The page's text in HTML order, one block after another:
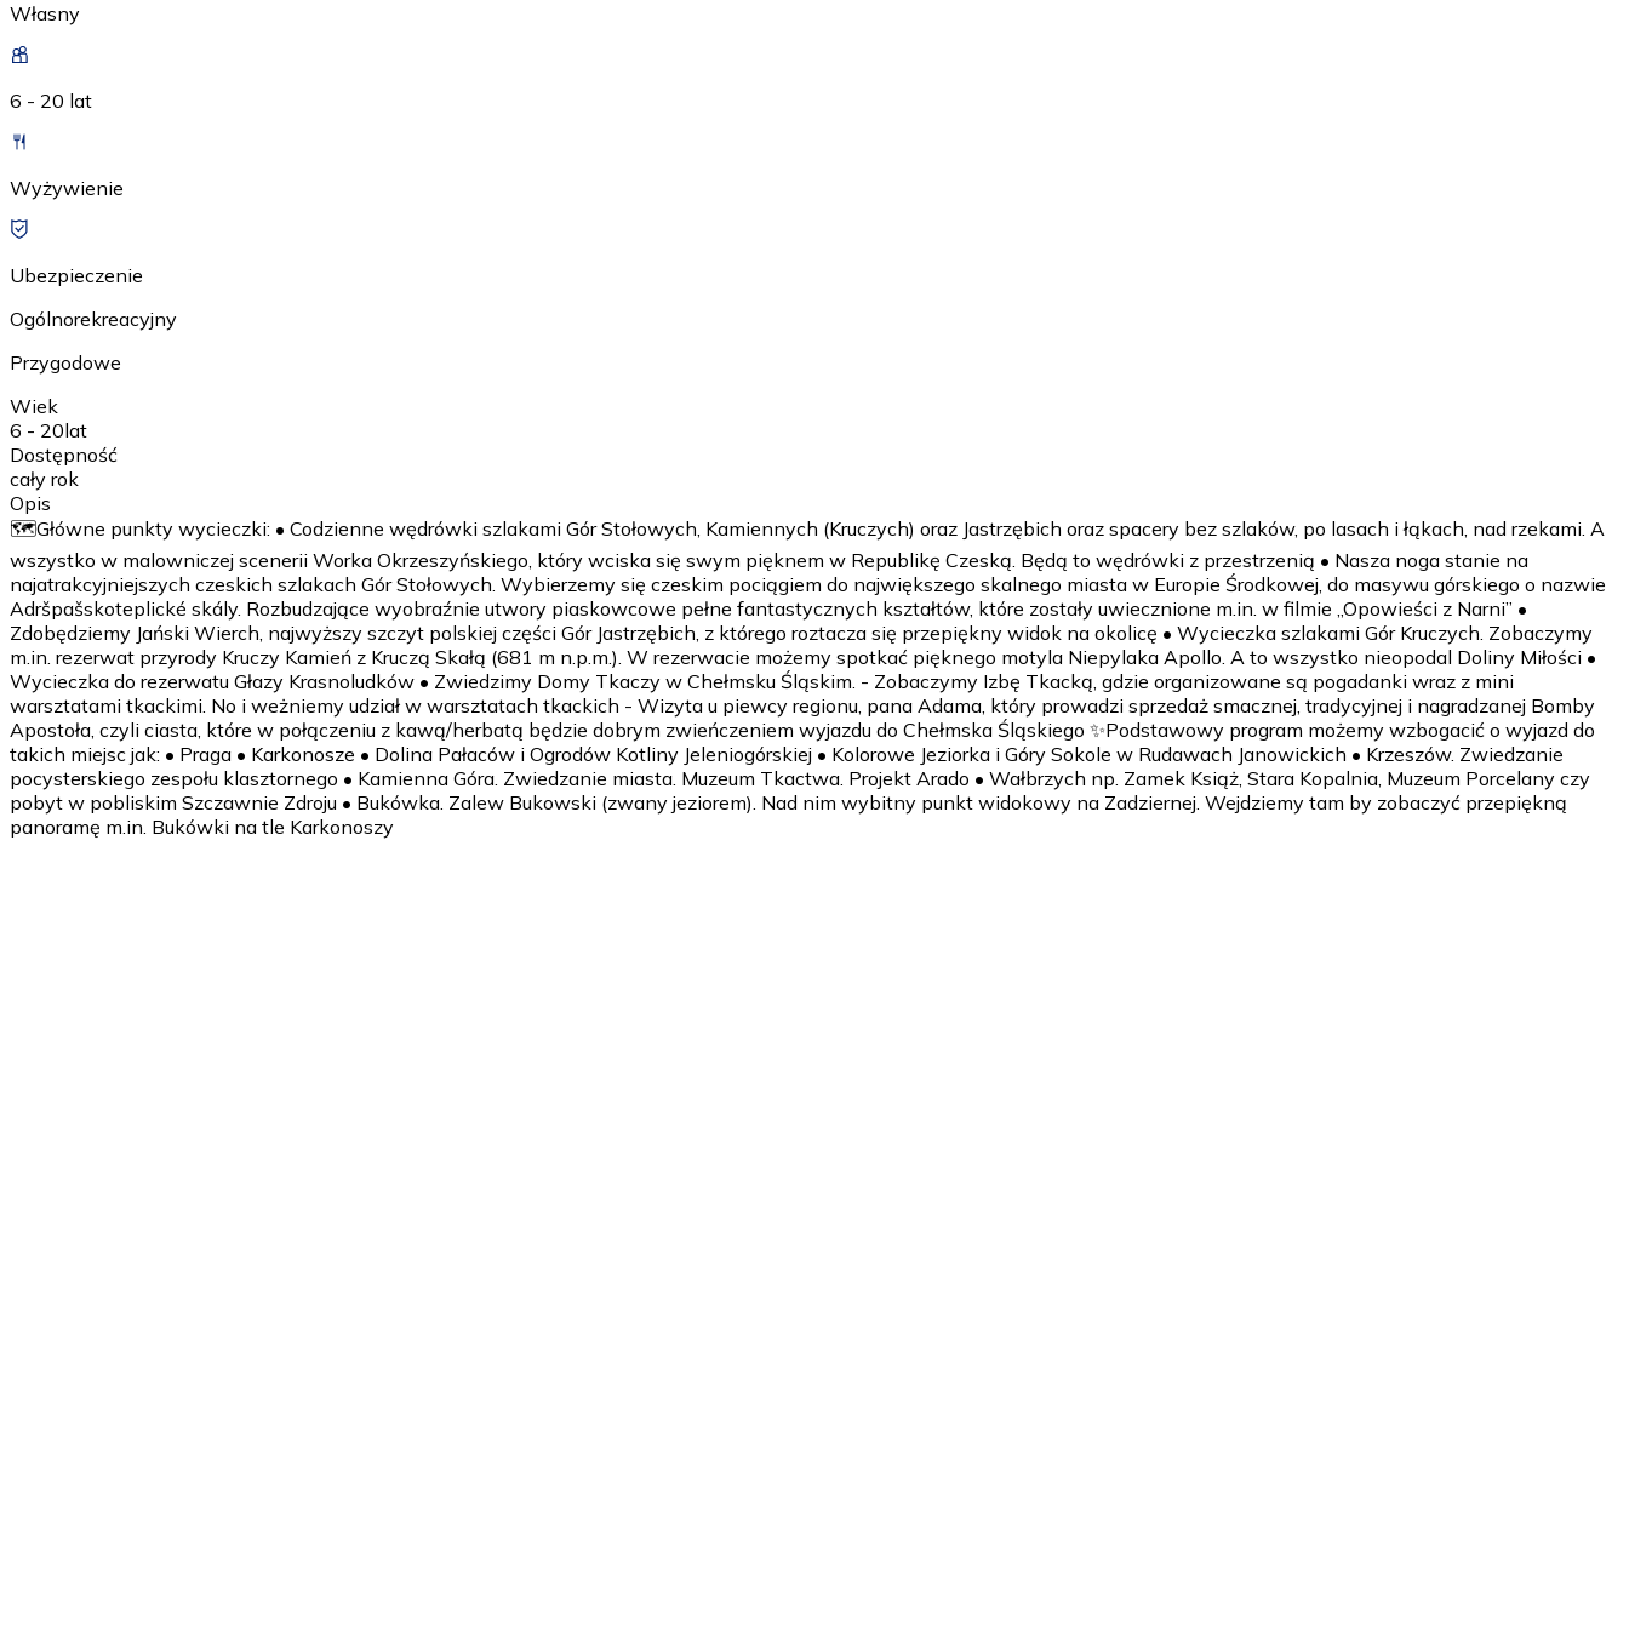
Własny
6 - 20 lat
Wyżywienie
Ubezpieczenie
Ogólnorekreacyjny
Przygodowe
Wiek
6 - 20lat
Dostępność
cały rok
Opis
🗺️Główne punkty wycieczki: • Codzienne wędrówki szlakami Gór Stołowych, Kamiennych (Kruczych) oraz Jastrzębich oraz spacery bez szlaków, po lasach i łąkach, nad rzekami. A
wszystko w malowniczej scenerii Worka Okrzeszyńskiego, który wciska się swym pięknem w Republikę Czeską. Będą to wędrówki z przestrzenią • Nasza noga stanie na
najatrakcyjniejszych czeskich szlakach Gór Stołowych. Wybierzemy się czeskim pociągiem do największego skalnego miasta w Europie Środkowej, do masywu górskiego o nazwie
Adršpašskoteplické skály. Rozbudzające wyobraźnie utwory piaskowcowe pełne fantastycznych kształtów, które zostały uwiecznione m.in. w filmie „Opowieści z Narni” •
Zdobędziemy Jański Wierch, najwyższy szczyt polskiej części Gór Jastrzębich, z którego roztacza się przepiękny widok na okolicę • Wycieczka szlakami Gór Kruczych. Zobaczymy
m.in. rezerwat przyrody Kruczy Kamień z Kruczą Skałą (681 m n.p.m.). W rezerwacie możemy spotkać pięknego motyla Niepylaka Apollo. A to wszystko nieopodal Doliny Miłości •
Wycieczka do rezerwatu Głazy Krasnoludków • Zwiedzimy Domy Tkaczy w Chełmsku Śląskim. - Zobaczymy Izbę Tkacką, gdzie organizowane są pogadanki wraz z mini
warsztatami tkackimi. No i weżniemy udział w warsztatach tkackich - Wizyta u piewcy regionu, pana Adama, który prowadzi sprzedaż smacznej, tradycyjnej i nagradzanej Bomby
Apostoła, czyli ciasta, które w połączeniu z kawą/herbatą będzie dobrym zwieńczeniem wyjazdu do Chełmska Śląskiego ✨Podstawowy program możemy wzbogacić o wyjazd do
takich miejsc jak: • Praga • Karkonosze • Dolina Pałaców i Ogrodów Kotliny Jeleniogórskiej • Kolorowe Jeziorka i Góry Sokole w Rudawach Janowickich • Krzeszów. Zwiedzanie
pocysterskiego zespołu klasztornego • Kamienna Góra. Zwiedzanie miasta. Muzeum Tkactwa. Projekt Arado • Wałbrzych np. Zamek Książ, Stara Kopalnia, Muzeum Porcelany czy
pobyt w pobliskim Szczawnie Zdroju • Bukówka. Zalew Bukowski (zwany jeziorem). Nad nim wybitny punkt widokowy na Zadziernej. Wejdziemy tam by zobaczyć przepiękną
panoramę m.in. Bukówki na tle Karkonoszy